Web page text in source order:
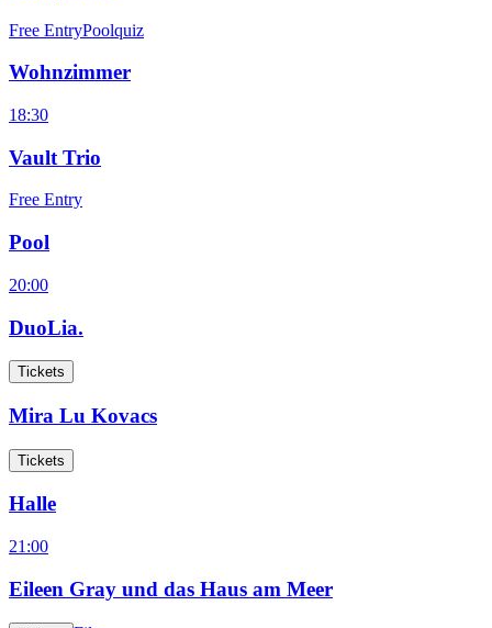
Free EntryPoolquiz
Wohnzimmer
18:30
Vault Trio
Free Entry
Pool
20:00
DuoLia.
Tickets
Mira Lu Kovacs
Tickets
Halle
21:00
Eileen Gray und das Haus am Meer